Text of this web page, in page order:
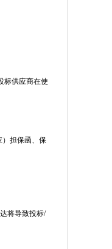
标供应商在使
）担保函、保
将导致投标/